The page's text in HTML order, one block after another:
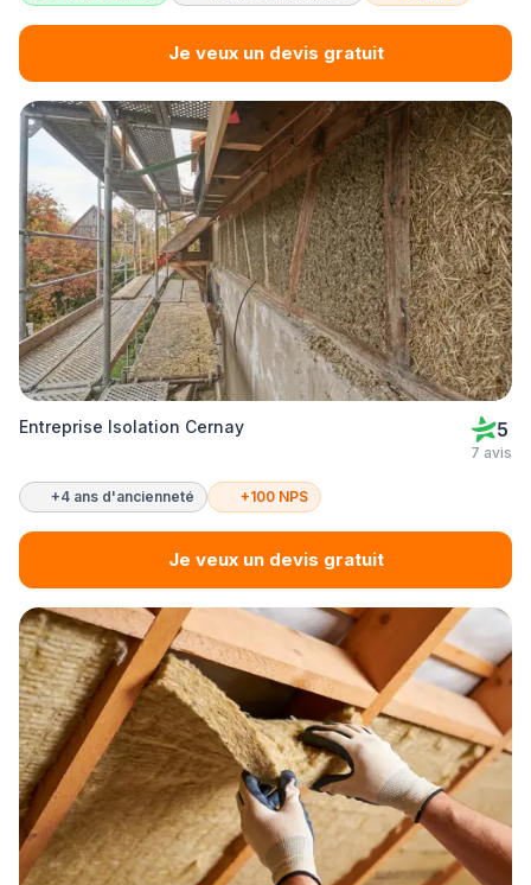
Je veux un devis gratuit
Entreprise Isolation Cernay 5
7 avis
+4 ans d'ancienneté +100 NPS
Je veux un devis gratuit